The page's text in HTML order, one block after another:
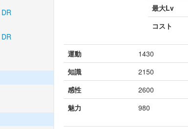
DR
DR
最大Lv
コスト
運動 1430
知識
2150
感性
2600
魅力
980